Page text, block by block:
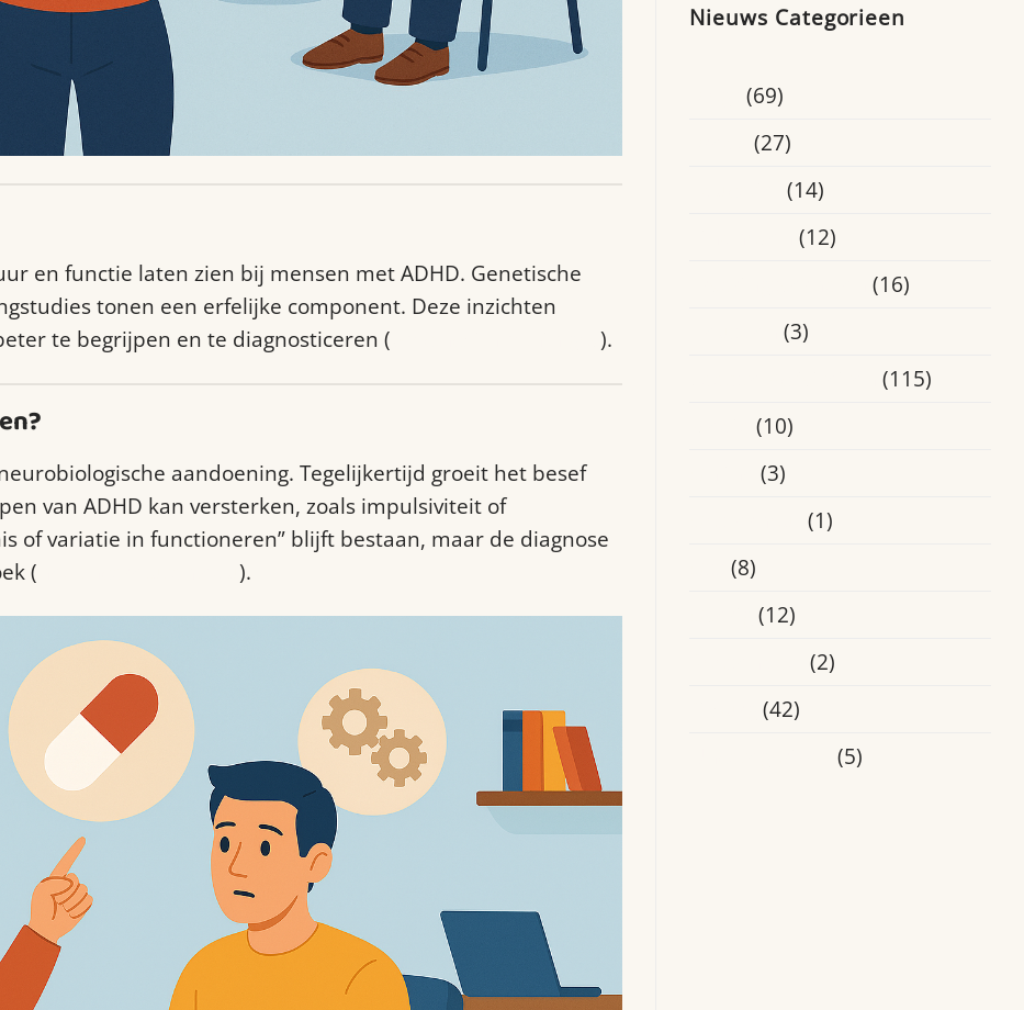
en functie laten zien bij mensen met ADHD. Genetische
tonen een erfelijke component. Deze inzichten
te begrijpen en te diagnosticeren (
).
aandoening. Tegelijkertijd groeit het besef
van ADHD kan versterken, zoals impulsiviteit of
of variatie in functioneren” blijft bestaan, maar de diagnose
(
).
Nieuws Categorieen
(69)
(27)
(14)
(12)
(16)
(3)
(115)
(10)
(3)
(1)
(8)
(12)
(2)
(42)
(5)